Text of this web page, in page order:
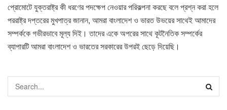
প্রোমোটে যুক্তরাষ্ট্র কী ধরণের পদক্ষেপ নেওয়ার পরিকল্পনা করছে বলে প্রশ্ন করা হলে
পররাষ্ট্র দপ্তরের মুখপাত্র জানান, আমরা বাংলাদেশ ও ভারত উভয়ের সাথেই আমাদের
সম্পর্ককে গভীরভাবে মূল্য দিই। তাদের একে অপরের সাথে কূটনৈতিক সম্পর্কের
ব্যাপারটি আমরা বাংলাদেশ ও ভারতের সরকারের উপরই ছেড়ে দিয়েছি।